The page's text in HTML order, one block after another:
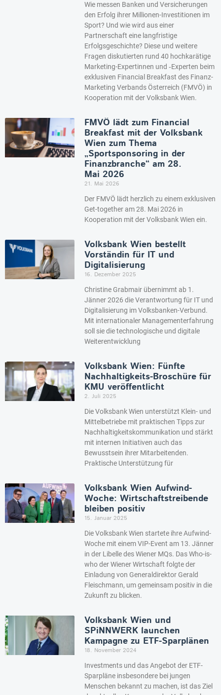
Wie messen Banken und Versicherungen
den Erfolg ihrer Millionen-Investitionen im
Sport? Und wie wird aus einer
Partnerschaft eine langfristige
Erfolgsgeschichte? Diese und weitere
Fragen diskutierten rund 40 hochkarätige
Marketing-Expertinnen und ‑Experten beim
exklusiven Financial Breakfast des Finanz-
Marketing Verbands Österreich (FMVÖ) in
Kooperation mit der Volksbank Wien.
FMVÖ lädt zum Financial
Breakfast mit der Volksbank
Wien zum Thema
„Sportsponsoring in der
Finanzbranche“ am 28.
Mai 2026
21. Mai 2026
Der FMVÖ lädt herzlich zu einem exklusiven
Get-together am 28. Mai 2026 in
Kooperation mit der Volksbank Wien ein.
Volksbank Wien bestellt
Vorständin für IT und
Digitalisierung
16. Dezember 2025
Christine Grabmair übernimmt ab 1.
Jänner 2026 die Verantwortung für IT und
Digitalisierung im Volksbanken-Verbund.
Mit internationaler Managementerfahrung
soll sie die technologische und digitale
Weiterentwicklung
Volksbank Wien: Fünfte
Nachhaltigkeits-Broschüre für
KMU veröffentlicht
2. Juli 2025
Die Volksbank Wien unterstützt Klein- und
Mittelbetriebe mit praktischen Tipps zur
Nachhaltigkeitskommunikation und stärkt
mit internen Initiativen auch das
Bewusstsein ihrer Mitarbeitenden.
Praktische Unterstützung für
Volksbank Wien Aufwind-
Woche: Wirtschaftstreibende
bleiben positiv
15. Januar 2025
Die Volksbank Wien startete ihre Aufwind-
Woche mit einem VIP-Event am 13. Jänner
in der Libelle des Wiener MQs. Das Who-is-
who der Wiener Wirtschaft folgte der
Einladung von Generaldirektor Gerald
Fleischmann, um gemeinsam positiv in die
Zukunft zu blicken.
Volksbank Wien und
SPiNNWERK launchen
Kampagne zu ETF-Sparplänen
18. November 2024
Investments und das Angebot der ETF-
Sparpläne insbesondere bei jungen
Menschen bekannt zu machen, ist das Ziel